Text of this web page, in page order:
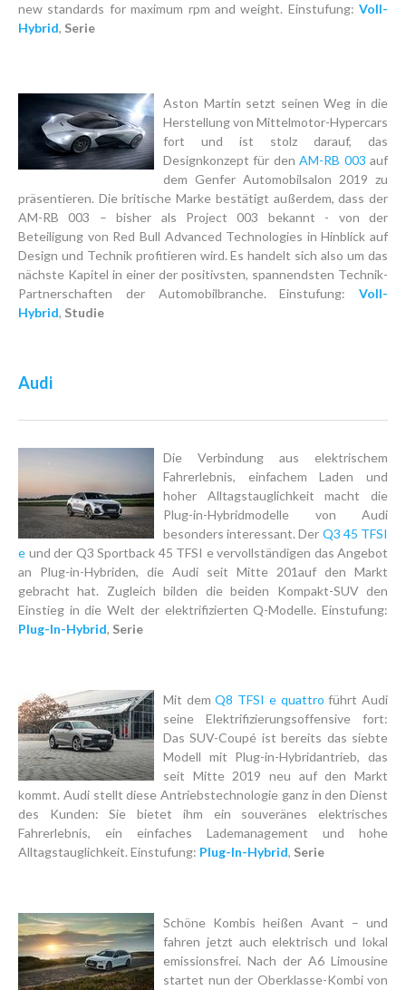
new standards for maximum rpm and weight. Einstufung: Voll-
Hybrid, Serie
Aston Martin setzt seinen Weg in die
Herstellung von Mittelmotor-Hypercars
fort und ist stolz darauf, das
Designkonzept für denAM-RB 003auf
dem Genfer Automobilsalon 2019 zu
präsentieren. Die britische Marke bestätigt außerdem, dass der
AM-RB 003 – bisher als Project 003 bekannt - von der
Beteiligung von Red Bull Advanced Technologies in Hinblick auf
Design und Technik profitieren wird. Es handelt sich also um das
nächste Kapitel in einer der positivsten, spannendsten Technik-
Partnerschaften der Automobilbranche. Einstufung:
Voll-
Hybrid, Studie
Audi
Die Verbindung aus elektrischem
Fahrerlebnis, einfachem Laden und
hoher Alltagstauglichkeit macht die
Plug-in-Hybridmodelle von Audi
besonders interessant. Der Q3 45 TFSI
e und der Q3 Sportback 45 TFSI e vervollständigen das Angebot
an Plug-in-Hybriden, die Audi seit Mitte 201auf den Markt
gebracht hat. Zugleich bilden die beiden Kompakt-SUV den
Einstieg in die Welt der elektrifizierten Q-Modelle. Einstufung:
Plug-In-Hybrid, Serie
Mit demQ8 TFSI e quattro führt Audi
seine Elektrifizierungsoffensive fort:
Das SUV-Coupé ist bereits das siebte
Modell mit Plug-in-Hybridantrieb, das
seit Mitte 2019 neu auf den Markt
kommt. Audi stellt diese Antriebstechnologie ganz in den Dienst
des Kunden: Sie bietet ihm ein souveränes elektrisches
Fahrerlebnis, ein einfaches Lademanagement und hohe
Alltagstauglichkeit. Einstufung: Plug-In-Hybrid, Serie
Schöne Kombis heißen Avant – und
fahren jetzt auch elektrisch und lokal
emissionsfrei. Nach der A6 Limousine
startet nun der Oberklasse-Kombi von